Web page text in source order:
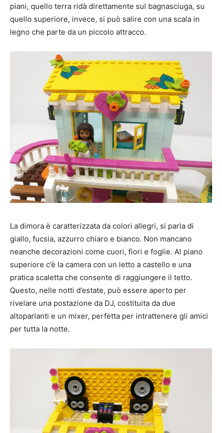
piani, quello terra ridà direttamente sul bagnasciuga, su
quello superiore, invece, si può salire con una scala in
legno che parte da un piccolo attracco.
La dimora è caratterizzata da colori allegri, si parla di
giallo, fucsia, azzurro chiaro e bianco. Non mancano
neanche decorazioni come cuori, fiori e foglie. Al piano
superiore c’è la camera con un letto a castello e una
pratica scaletta che consente di raggiungere il tetto.
Questo, nelle notti d’estate, può essere aperto per
rivelare una postazione da DJ, costituita da due
altoparlanti e un mixer, perfetta per intrattenere gli amici
per tutta la notte.